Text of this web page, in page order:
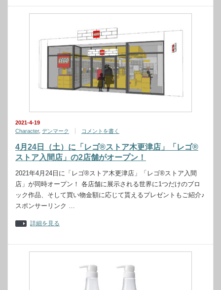
2021-4-19
Character, デンマーク コメントを書く
4月24日（土）に「レゴ®ストア木更津店」「レゴ®
ストア入間店」の2店舗がオープン！
2021年4月24日に「レゴ®ストア木更津店」「レゴ®ストア入間
店」が同時オープン！ 各店舗に展示される世界に1つだけのブロ
ック作品、そして買い物金額に応じて貰えるプレゼントもご紹介♪
スポンサーリンク …
詳細を見る